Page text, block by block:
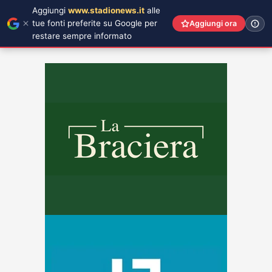
Aggiungi www.stadionews.it alle
tue fonti preferite su Google per
restare sempre informato
Aggiungi ora